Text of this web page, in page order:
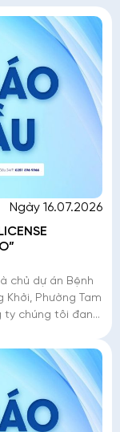
Ngày 16.07.2026
chủ dự án Bệnh
Phường Tam
ty chúng tôi đang